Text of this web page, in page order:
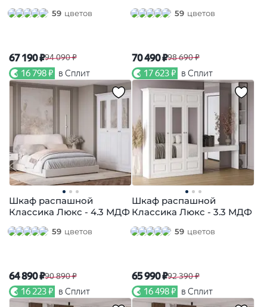
59 цветов
67 190 ₽94 090 ₽
16 798 ₽ в Сплит
59 цветов
70 490 ₽98 690 ₽
17 623 ₽ в Сплит
Шкаф распашной
Классика Люкс - 4.3 МДФ
59 цветов
64 890 ₽90 890 ₽
16 223 ₽ в Сплит
Шкаф распашной
Классика Люкс - 3.3 МДФ
59 цветов
65 990 ₽92 390 ₽
16 498 ₽ в Сплит